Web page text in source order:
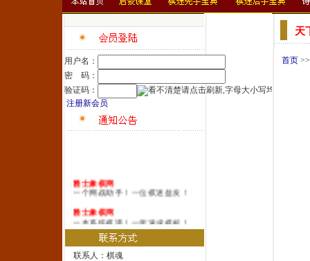
用户名：
密 码：
验证码：
注册新会员
雅士象棋网
一个网战助手！一位棋迷益友！
雅士象棋网
一本系统棋谱！一所速成棋校！
雅士象棋网
一处修身圣地！一座雅士乐园！
联系人：棋魂
天
首页